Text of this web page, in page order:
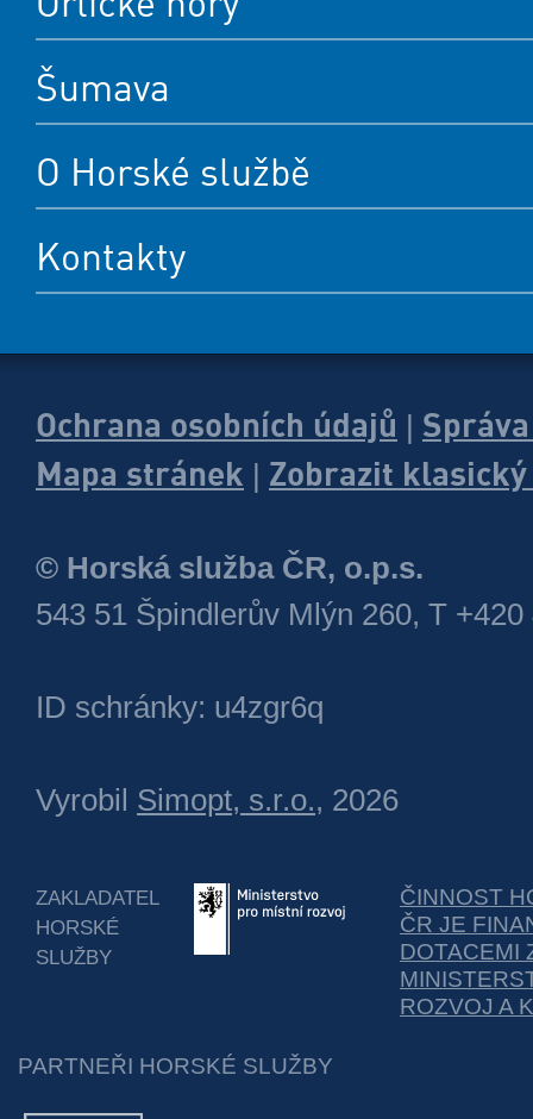
Šumava
O Horské službě
Kontakty
Ochrana osobních údajů
Mapa stránek
Zobrazit
© Horská služba ČR, o.p.s.
543 51 Špindlerův Mlýn 260, T +420
ID schránky: u4zgr6q
Vyrobil Simopt, s.r.o., 2026
ZAKLADATEL
HORSKÉ
SLUŽBY
ČINNOST
ČR JE
DOTACEMI
ROZVOJ A
PARTNEŘI HORSKÉ SLUŽBY